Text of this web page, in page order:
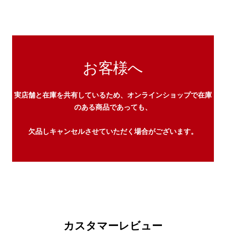
お客様へ
実店舗と在庫を共有しているため、オンラインショップで在庫
のある商品であっても、
欠品しキャンセルさせていただく場合がございます。
カスタマーレビュー